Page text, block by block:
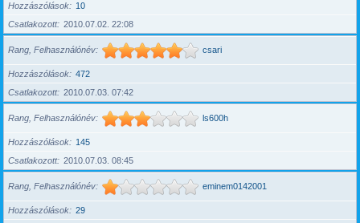
Hozzászólások
10
Csatlakozott
2010.07.02. 22:08
Rang, Felhasználónév csari
Hozzászólások
472
Csatlakozott
2010.07.03. 07:42
Rang, Felhasználónév ls600h
Hozzászólások
145
Csatlakozott
2010.07.03. 08:45
Rang, Felhasználónév eminem0142001
Hozzászólások
29